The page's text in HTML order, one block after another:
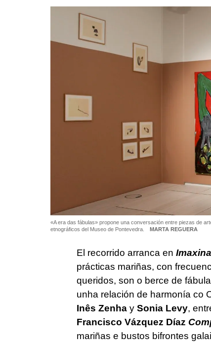
«A era das fábulas» propone una conversación entre piezas de
etnográficos del Museo de Pontevedra.
MARTA REGUERA
El recorrido arranca en
prácticas mariñas, con
queridos, son o berce de
unha relación de harmonía co
Inês ZenhaySonia Levy,
Francisco Vázquez Díaz
mariñas e bustos bifrontes